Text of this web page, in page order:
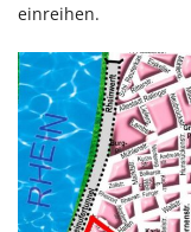
einreihen.